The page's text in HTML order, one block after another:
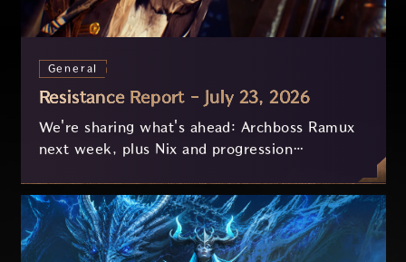
General
Resistance Report - July 23, 2026
We're sharing what's ahead: Archboss Ramux
next week, plus Nix and progression
on your feedback.